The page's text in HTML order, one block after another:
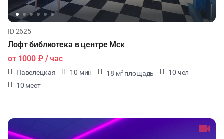
ID 2625
Лофт библиотека в центре Мск
от 1000 ₽/ час
Павелецкая 10 мин 18 м2 площадь
10 чел
10 мест